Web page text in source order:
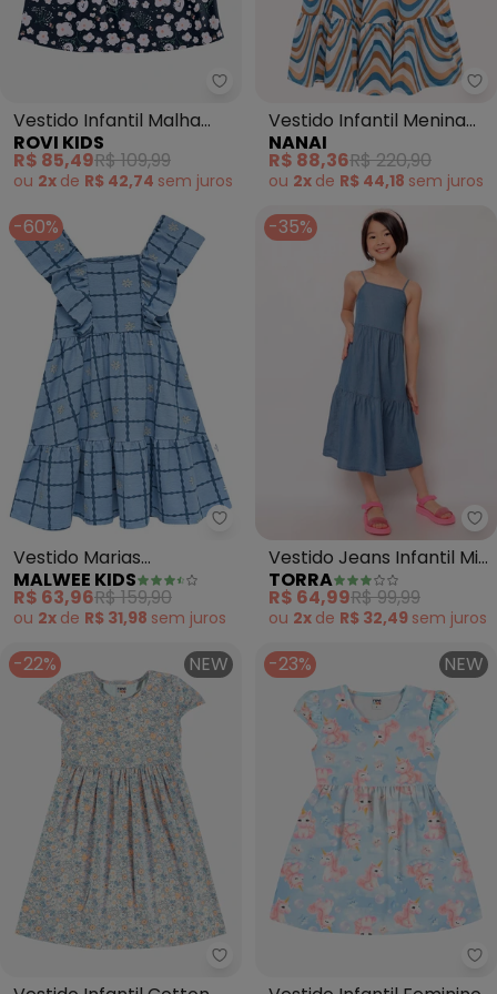
Rovi Kids - Vestido Infantil
Vestido Infantil Malha
Estampado (Azul)
ROVI KIDS
R$ 85,49R$ 109,99
ou 2x de R$ 42,74 sem juros
Vestido Infantil Menina
Ondas (Azul)
NANAI
R$ 88,36R$ 220,90
ou 2x de R$ 44,18 sem juros
-60%
Malwee Kids - Vestido Marias
Vestido Marias
Estampado com Babado
(Azul)
MALWEE KIDS
R$ 63,96R$ 159,90
ou 2x de R$ 31,98 sem juros
-35%
Vestido Jeans Infantil Midi
(Azul)
TORRA
R$ 64,99R$ 99,99
ou 2x de R$ 32,49 sem juros
-22% NEW
Rovi Kids - Vestido Infantil
-23% NEW